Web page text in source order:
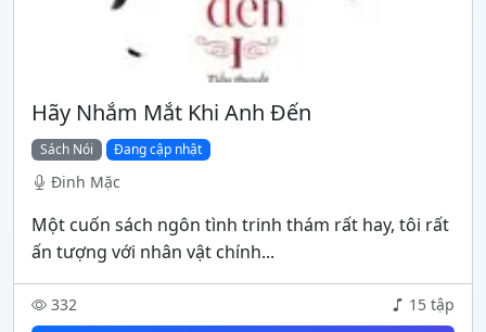
Hãy Nhắm Mắt Khi Anh Đến
Sách Nói Đang cập nhật
Đinh Mặc
Một cuốn sách ngôn tình trinh thám rất hay, tôi rất
ấn tượng với nhân vật chính...
332 15 tập